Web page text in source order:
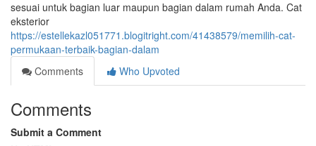
sesuai untuk bagian luar maupun bagian dalam rumah Anda. Cat
eksterior
https://estellekazl051771.blogitright.com/41438579/memilih-cat-
permukaan-terbaik-bagian-dalam
Comments
Who Upvoted
Comments
Submit a Comment